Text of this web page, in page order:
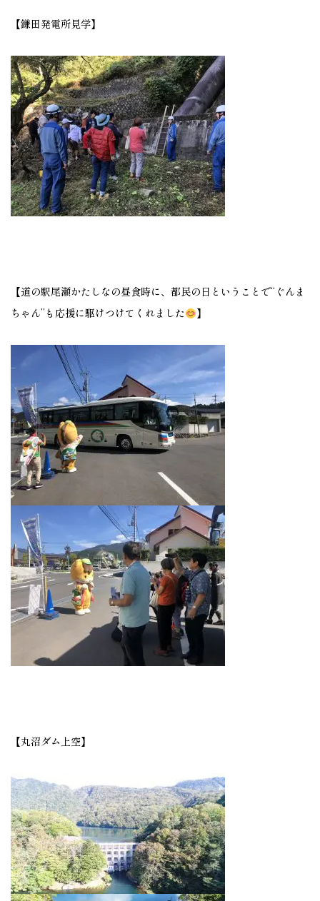
【鎌田発電所見学】
【道の駅尾瀬かたしなの昼食時に、都民の日ということで“ぐんま
ちゃん”も応援に駆けつけてくれました
】
【丸沼ダム上空】